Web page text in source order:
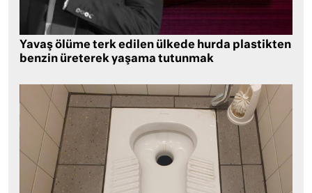
Yavaş ölüme terk edilen ülkede hurda plastikten
benzin üreterek yaşama tutunmak